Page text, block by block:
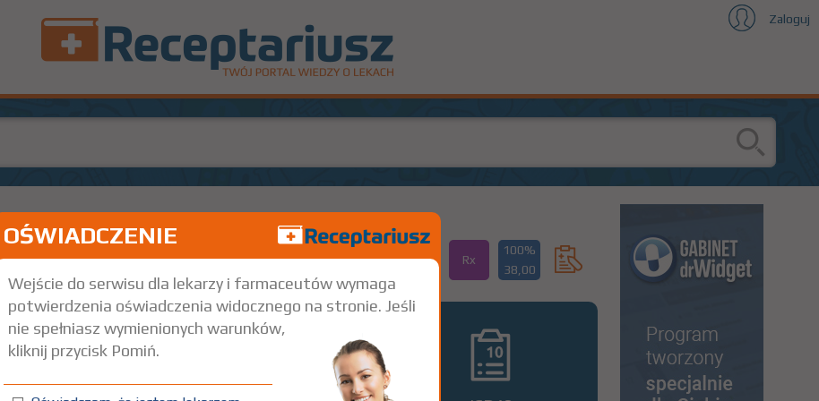
Zaloguj
10 szt. Doustnie
Rx
100%
38,00
OŚWIADCZENIE
Wejście do serwisu dla lekarzy i farmaceutów wymaga
potwierdzenia oświadczenia widocznego na stronie. Jeśli
nie spełniasz wymienionych warunków,
kliknij przycisk Pomiń.